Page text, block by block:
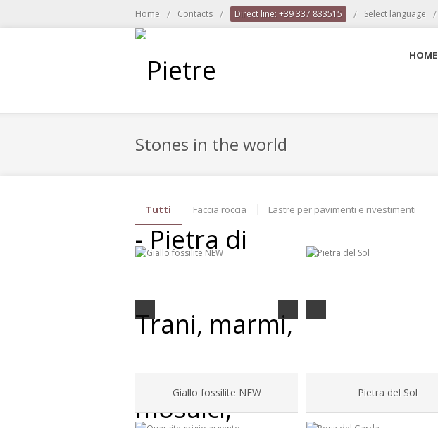
Home / Contacts / Direct line: +39 337 833515 / Select language /
HOME
Stones in the world
Tutti Faccia roccia Lastre per pavimenti e rivestimenti
Giallo fossilite NEW Pietra del Sol